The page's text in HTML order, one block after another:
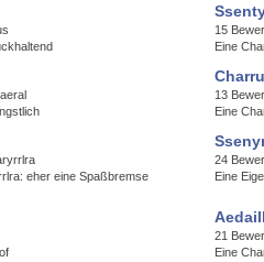
15
Eine
13
Eine
eher eine Spaßbremse
24
Eine
21
Eine